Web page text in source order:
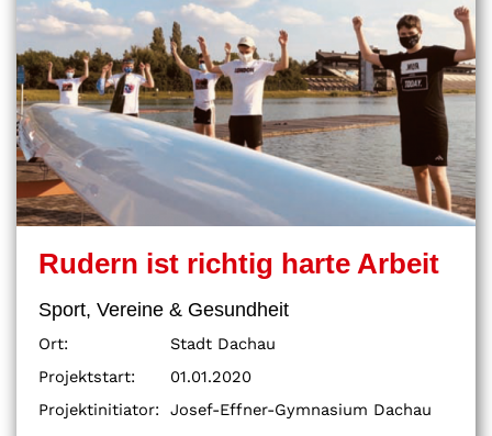
Rudern ist richtig harte Arbeit
Sport, Vereine & Gesundheit
Ort:
Stadt Dachau
Projektstart:
01.01.2020
Projektinitiator:
Josef-Effner-Gymnasium Dachau